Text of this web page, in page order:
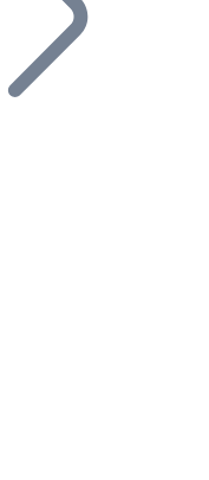
e comercialize
ao nosso serviço de